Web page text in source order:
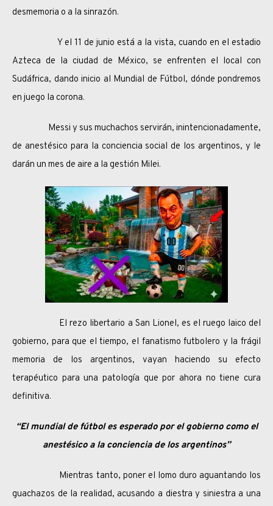
desmemoria o a la sinrazón.
Y el 11 de junio está a la vista, cuando en el estadio
Azteca de la ciudad de México, se enfrenten el local con
Sudáfrica, dando inicio al Mundial de Fútbol, dónde pondremos
en juego la corona.
Messi y sus muchachos servirán, inintencionadamente,
de anestésico para la conciencia social de los argentinos, y le
darán un mes de aire a la gestión Milei.
El rezo libertario a San Lionel, es el ruego laico del
gobierno, para que el tiempo, el fanatismo futbolero y la frágil
memoria de los argentinos, vayan haciendo su efecto
terapéutico para una patología que por ahora no tiene cura
definitiva.
“El mundial de fútbol es esperado por el gobierno como el
anestésico a la conciencia de los argentinos”
Mientras tanto, poner el lomo duro aguantando los
guachazos de la realidad, acusando a diestra y siniestra a una